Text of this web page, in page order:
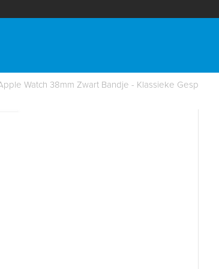
Watch 38mm Zwart Bandje - Klassieke Gesp